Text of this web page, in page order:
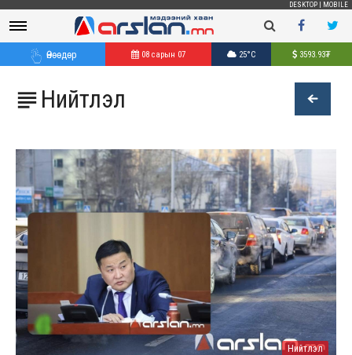
DESKTOP MOBILE
Өнөөдөр 08 сарын 07 25°C 3593.93₮
 Нийтлэл
Нийтлэл